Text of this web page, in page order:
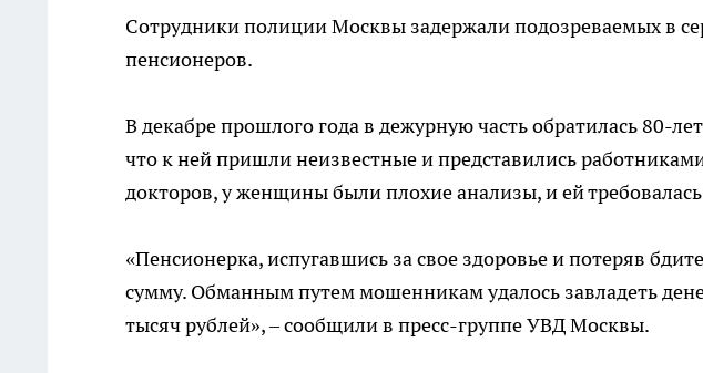
Сотрудники полиции Москвы задержали подозреваемых в
пенсионеров.
В декабре прошлого года в дежурную часть обратилась 80-
что к ней пришли неизвестные и представились
докторов, у женщины были плохие анализы, и ей
«Пенсионерка, испугавшись за свое здоровье и потеряв
сумму. Обманным путем мошенникам удалось завладеть
тысяч рублей», – сообщили в пресс-группе УВД Москвы.